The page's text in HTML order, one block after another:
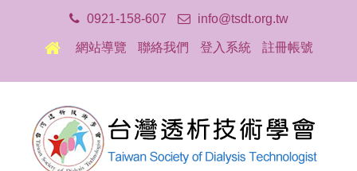
0921-158-607 info@tsdt.org.tw
網站導覽 聯絡我們 登入系統 註冊帳號